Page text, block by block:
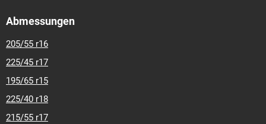
Abmessungen
205/55 r16
225/45 r17
195/65 r15
225/40 r18
215/55 r17